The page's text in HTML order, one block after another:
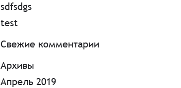
sdfsdgs
test
Свежие комментарии
Архивы
Апрель 2019